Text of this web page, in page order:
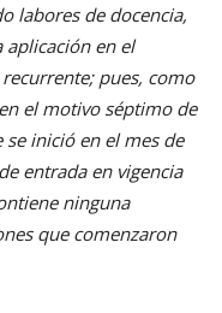
labores de docencia,
aplicación en el
pues, como
el motivo séptimo de
inició en el mes de
entrada en vigencia
ninguna
que comenzaron